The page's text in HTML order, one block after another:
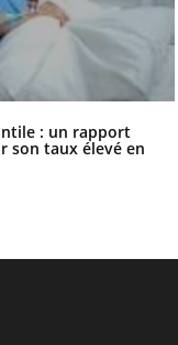
: un rapport
son taux élevé en